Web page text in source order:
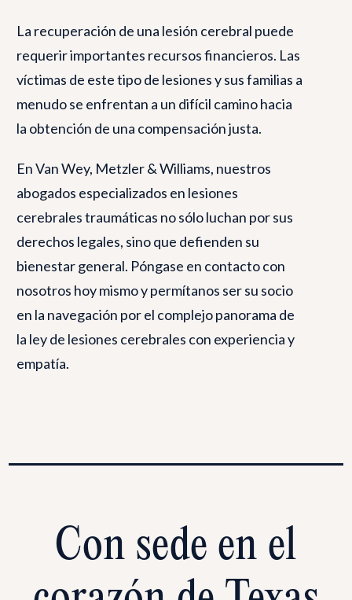
La recuperación de una lesión cerebral puede
requerir importantes recursos financieros. Las
víctimas de este tipo de lesiones y sus familias a
menudo se enfrentan a un difícil camino hacia
la obtención de una compensación justa.
En Van Wey, Metzler & Williams, nuestros
abogados especializados en lesiones
cerebrales traumáticas no sólo luchan por sus
derechos legales, sino que defienden su
bienestar general. Póngase en contacto con
nosotros hoy mismo y permítanos ser su socio
en la navegación por el complejo panorama de
la ley de lesiones cerebrales con experiencia y
empatía.
Con sede en el